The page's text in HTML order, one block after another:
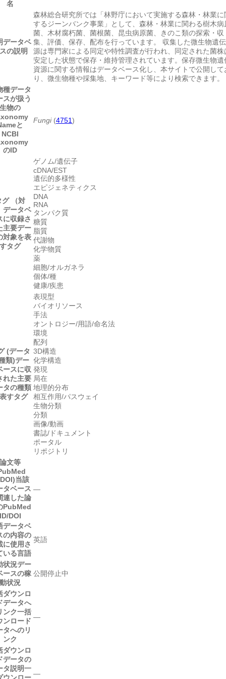
名
データベ
の説明
森林総合研究所では「林野庁において実施する森林・林業に
するジーンバンク事業」として、森林・林業に関わる樹木病
菌、木材腐朽菌、菌根菌、昆虫病原菌、きのこ類の探索・収
集、評価、保存、配布を行っています。 収集した微生物遺
源は専門家による同定や特性調査が行われ、同定された菌株
安定した状態で保存・維持管理されています。保存微生物遺
資源に関する情報はデータベース化し、本サイトで公開して
り、微生物種や採集地、キーワード等により検索できます。
種データ
スが扱う
生物の
と
NCBI
のID
Fungi(4751)
グ （対
データベ
に収録さ
主要デー
対象を表
すタグ
ゲノム/遺伝子
cDNA/EST
遺伝的多様性
エピジェネティクス
DNA
RNA
タンパク質
糖質
脂質
代謝物
化学物質
薬
細胞/オルガネラ
個体/種
健康/疾患
(データ
類)デー
ースに収
れた主要
タの種類
すタグ
表現型
バイオリソース
手法
オントロジー/用語/命名法
環境
配列
3D構造
化学構造
発現
局在
地理的分布
相互作用/パスウェイ
生物分類
分類
画像/動画
書誌/ドキュメント
ポータル
リポジトリ
論文等
当該
タベース
連した論
PubMed
DOI
―
データベ
の内容の
に使用さ
いる言語
英語
状況デー
ースの稼
動状況
公開停止中
ダウンロ
データへ
ンク一括
ンロード
タへのリ
ンク
―
ダウンロ
データの
タ説明一
ウンロー ―